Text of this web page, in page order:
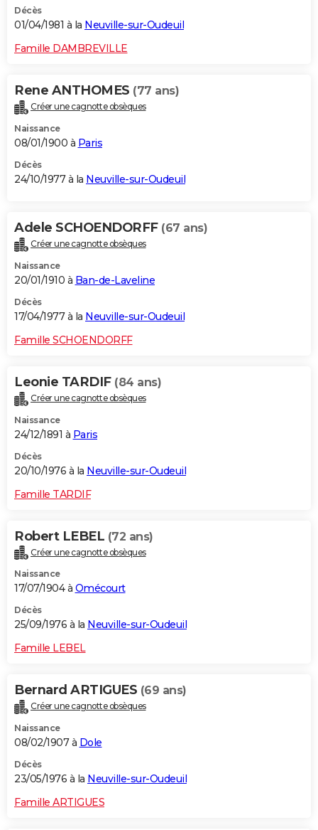
Décès
01/04/1981 à la Neuville-sur-Oudeuil
Famille DAMBREVILLE
Rene ANTHOMES (77 ans)
Créer une cagnotte obsèques
Naissance
08/01/1900 à Paris
Décès
24/10/1977 à la Neuville-sur-Oudeuil
Adele SCHOENDORFF (67 ans)
Créer une cagnotte obsèques
Naissance
20/01/1910 à Ban-de-Laveline
Décès
17/04/1977 à la Neuville-sur-Oudeuil
Famille SCHOENDORFF
Leonie TARDIF (84 ans)
Créer une cagnotte obsèques
Naissance
24/12/1891 à Paris
Décès
20/10/1976 à la Neuville-sur-Oudeuil
Famille TARDIF
Robert LEBEL (72 ans)
Créer une cagnotte obsèques
Naissance
17/07/1904 à Omécourt
Décès
25/09/1976 à la Neuville-sur-Oudeuil
Famille LEBEL
Bernard ARTIGUES (69 ans)
Créer une cagnotte obsèques
Naissance
08/02/1907 à Dole
Décès
23/05/1976 à la Neuville-sur-Oudeuil
Famille ARTIGUES